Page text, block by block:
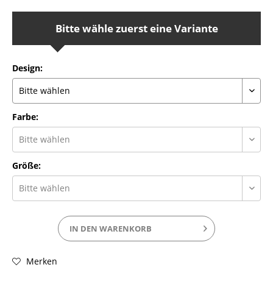
Bitte wähle zuerst eine Variante
Design:
Farbe:
Größe:
IN DEN WARENKORB
Merken